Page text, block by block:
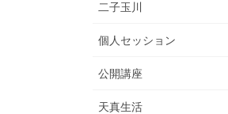
二子玉川
個人セッション
公開講座
天真生活